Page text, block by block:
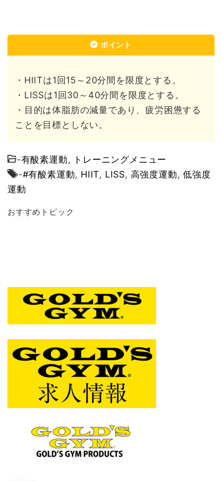
ポイント
・HIITは1回15～20分間を限度とする。
・LISSは1回30～40分間を限度とする。
・目的は体脂肪の減量であり、疲労困憊する
ことを目標としない。
-有酸素運動,
トレーニングメニュー
-#有酸素運動, HIIT, LISS, 高強度運動,低強度
運動
おすすめトピック